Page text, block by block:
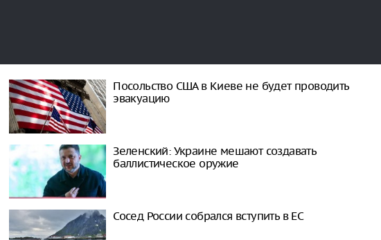
Посольство США в Киеве не будет проводить
эвакуацию
Зеленский: Украине мешают создавать
баллистическое оружие
Сосед России собрался вступить в ЕС